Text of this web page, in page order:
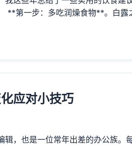
一步：多吃润燥食物**。白露
应对小技巧
，也是一位常年出差的办公族。